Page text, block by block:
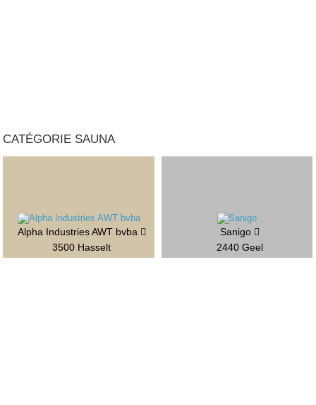
CATÉGORIE SAUNA
Alpha Industries AWT bvba
3500 Hasselt
Sanigo
2440 Geel